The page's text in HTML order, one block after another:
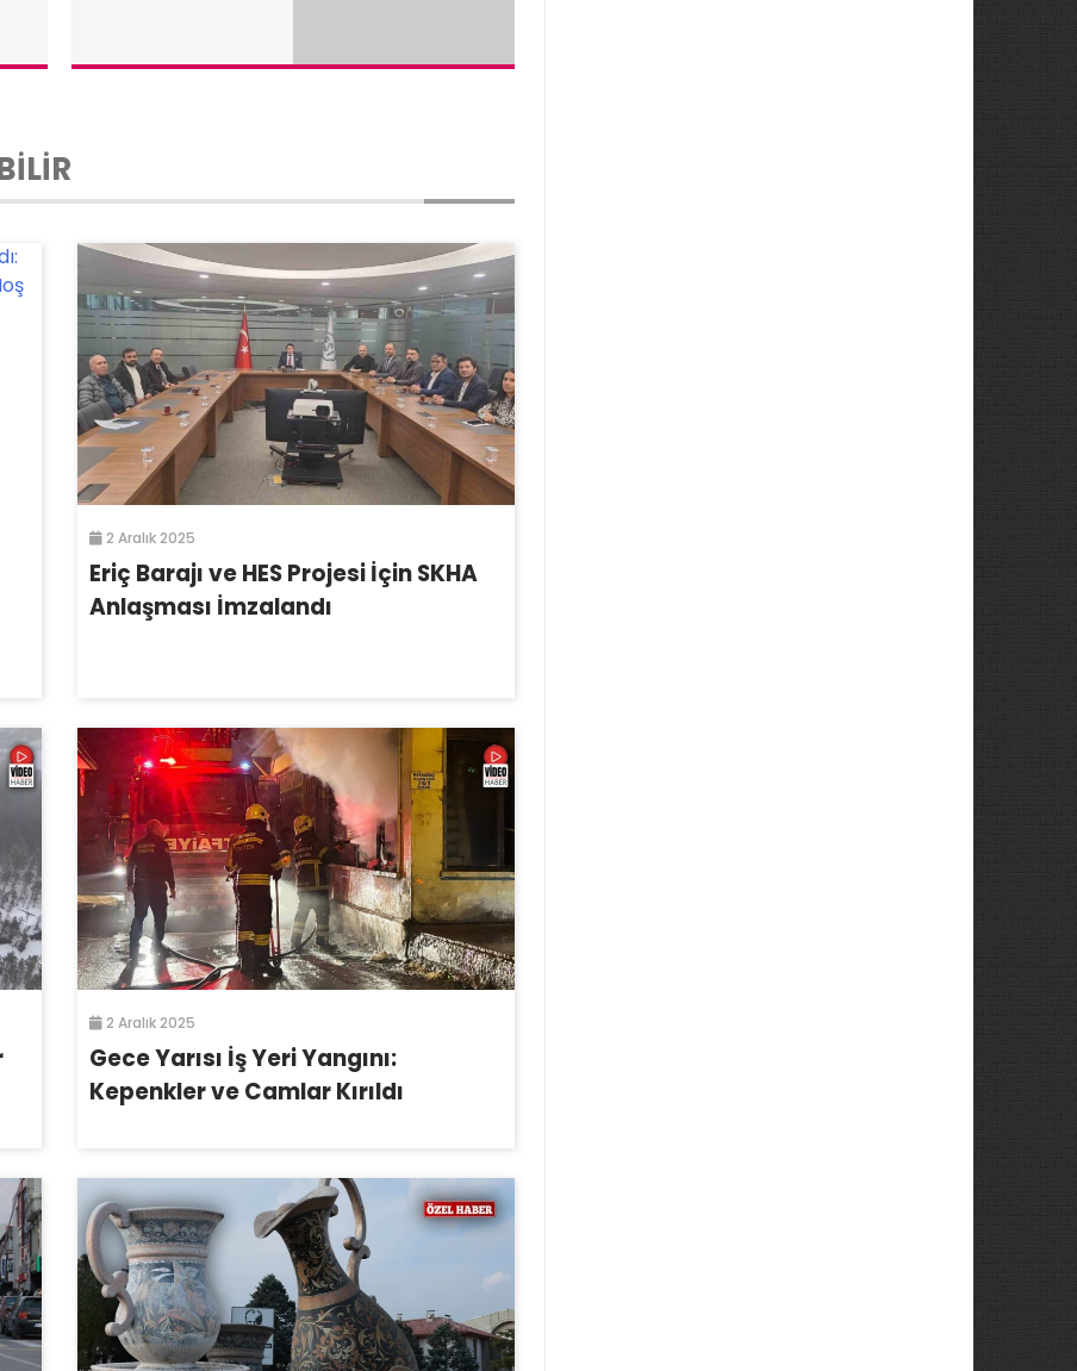
2 Aralık 2025
Eriç Barajı ve HES Projesi İçin SKHA
Anlaşması İmzalandı
2 Aralık 2025
Gece Yarısı İş Yeri Yangını:
Kepenkler ve Camlar Kırıldı